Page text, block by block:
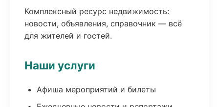
Комплексный ресурс недвижимость:
новости, объявления, справочник — всё
для жителей и гостей.
Наши услуги
Афиша мероприятий и билеты